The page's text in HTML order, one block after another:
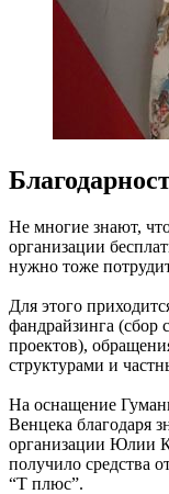
Не многие знают,
организации
нужно тоже
Для этого
фандрайзинга (сбор
проектов),
структурами и
На оснащение
Венцека благодаря
организации
получило средства
“Т плюс”.